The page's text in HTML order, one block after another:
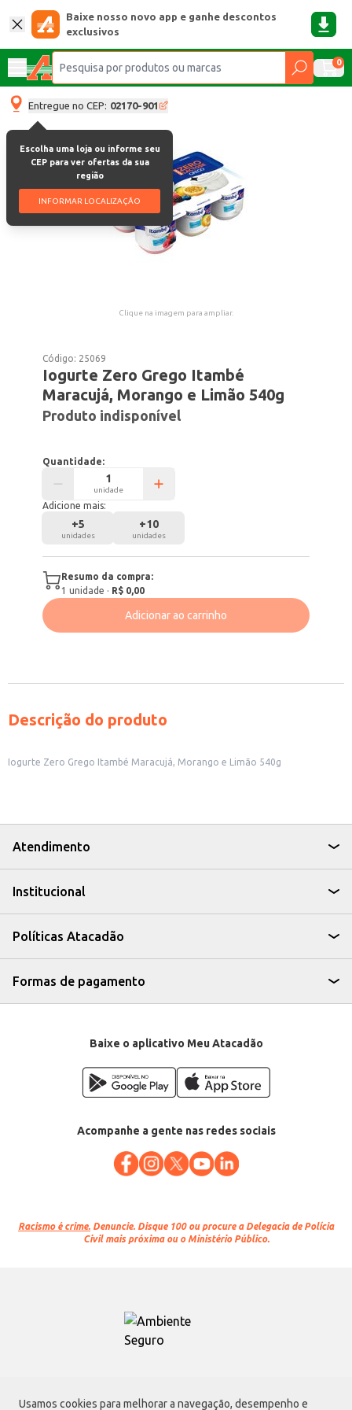
Usamos cookies para melhorar a navegação, desempenho e
Baixe nosso novo app e ganhe descontos
exclusivos
0
Entregue no CEP: 02170-901
Escolha uma loja ou informe seu
CEP para ver ofertas da sua
região
INFORMAR LOCALIZAÇÃO
Clique na imagem para ampliar.
Código: 25069
Iogurte Zero Grego Itambé
Maracujá, Morango e Limão 540g
Produto indisponível
Quantidade:
unidade
Adicione mais:
+5
unidades
+10
unidades
Resumo da compra:
1 unidade · R$ 0,00
Adicionar ao carrinho
Descrição do produto
Iogurte Zero Grego Itambé Maracujá, Morango e Limão 540g
Atendimento
Institucional
Políticas Atacadão
Formas de pagamento
Baixe o aplicativo Meu Atacadão
Acompanhe a gente nas redes sociais
Racismo é crime. Denuncie. Disque 100 ou procure a Delegacia de Polícia
Civil mais próxima ou o Ministério Público.
Atacadão S.A.